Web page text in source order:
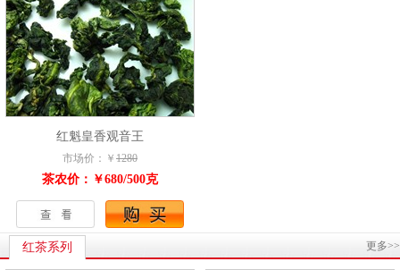
红魁皇香观音王
市场价：￥ 1280
茶农价：￥680/500克
红茶系列 更多>>